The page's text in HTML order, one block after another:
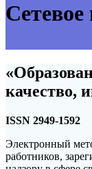
Сетевое
качество,
ISSN 2949-1592
Электронный
работников,